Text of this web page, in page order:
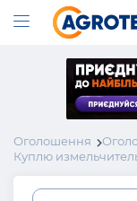
Оголошення
Куплю